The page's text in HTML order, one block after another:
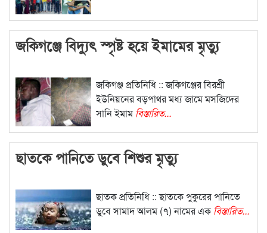
জকিগঞ্জে বিদ্যুৎ স্পৃষ্ট হয়ে ইমামের মৃত্যু
জকিগঞ্জ প্রতিনিধি :: জকিগঞ্জের বিরশ্রী
ইউনিয়নের বড়পাথর মধ্য জামে মসজিদের
সানি ইমামবিস্তারিত...
ছাতকে পানিতে ডুবে শিশুর মৃত্যু
ছাতক প্রতিনিধি :: ছাতকে পুকুরের পানিতে
ডুবে সামাদ আলম (৭) নামের একবিস্তারিত...